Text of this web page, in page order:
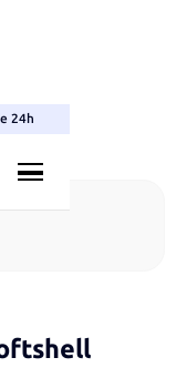
24h